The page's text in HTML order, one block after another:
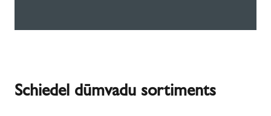
Schiedel dūmvadu sortiments